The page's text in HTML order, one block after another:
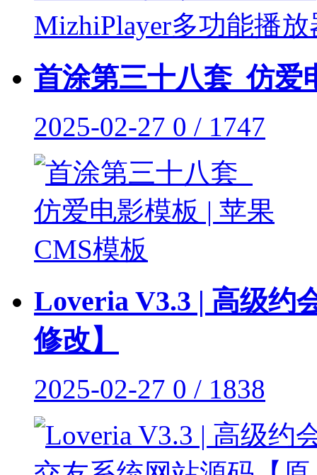
首涂第三十八套_仿爱
2025-02-27 0 / 1747
Loveria V3.3 | 高级约
修改】
2025-02-27 0 / 1838